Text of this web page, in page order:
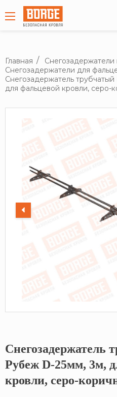
Главная
Снегозадержатели
Снегозадержатели для
Снегозадержатель
для фальцевой кровли, серо-
Кликните, чтобы скопировать
Снегозадержатель
Рубеж D-25мм, 3м,
кровли, серо-